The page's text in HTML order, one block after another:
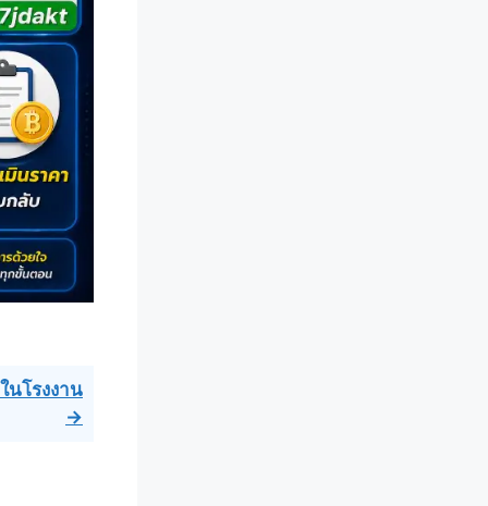
นโรงงาน
→